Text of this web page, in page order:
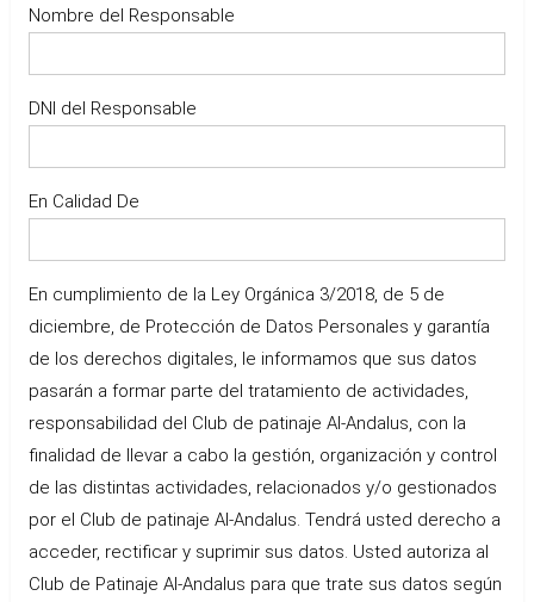
Nombre del Responsable
DNI del Responsable
En Calidad De
En cumplimiento de la Ley Orgánica 3/2018, de 5 de
diciembre, de Protección de Datos Personales y garantía
de los derechos digitales, le informamos que sus datos
pasarán a formar parte del tratamiento de actividades,
responsabilidad del Club de patinaje Al-Andalus, con la
finalidad de llevar a cabo la gestión, organización y control
de las distintas actividades, relacionados y/o gestionados
por el Club de patinaje Al-Andalus. Tendrá usted derecho a
acceder, rectificar y suprimir sus datos. Usted autoriza al
Club de Patinaje Al-Andalus para que trate sus datos según